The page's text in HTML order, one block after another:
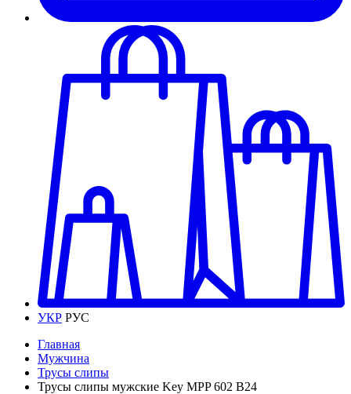
УКР РУС
Главная
Мужчина
Трусы слипы
Трусы слипы мужские Key MPP 602 В24